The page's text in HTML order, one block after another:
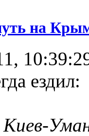
на
ездил:
Киев-